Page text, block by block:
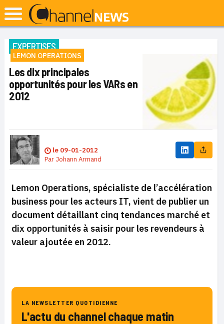
EXPERTISES
LEMON OPERATIONS
Les dix principales
opportunités pour les VARs en
2012
le 09-01-2012
Par Johann Armand
Lemon Operations, spécialiste de l’accélération
business pour les acteurs IT, vient de publier un
document détaillant cinq tendances marché et
dix opportunités à saisir pour les revendeurs à
valeur ajoutée en 2012.
LA NEWSLETTER QUOTIDIENNE
L'actu du channel chaque matin